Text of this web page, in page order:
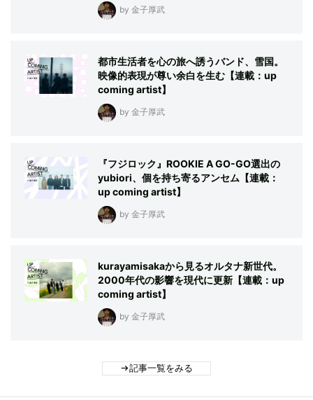
by 金子厚武
都市生活者を心の旅へ誘うバンド、雪国。
映像的表現が尊い余白を生む【連載：up
coming artist】
by 金子厚武
『フジロック』ROOKIE A GO-GO選出の
yubiori、個を持ち寄るアンセム【連載：
up coming artist】
by 金子厚武
kurayamisakaから見るオルタナ新世代。
2000年代の影響を現代に更新【連載：up
coming artist】
by 金子厚武
記事一覧をみる